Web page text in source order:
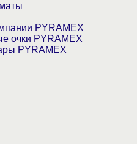
PYRAMEX
очки PYRAMEX
PYRAMEX